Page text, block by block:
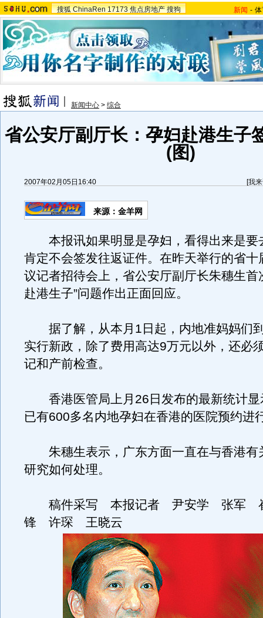
搜狐 ChinaRen 17173 焦点房地产 搜狗 新闻 -
新闻中心 > 综合
省公安厅副厅长：孕妇赴港生子
(图)
2007年02月05日16:40 [我
来源：金羊网
本报讯如果明显是孕妇，看得出来是要
肯定不会签发往返证件。在昨天举行的省十
议记者招待会上，省公安厅副厅长朱穗生首
赴港生子”问题作出正面回应。
据了解，从本月1日起，内地准妈妈们
实行新政，除了费用高达9万元以外，还必
记和产前检查。
香港医管局上月26日发布的最新统计显
已有600多名内地孕妇在香港的医院预约进
朱穗生表示，广东方面一直在与香港有
研究如何处理。
稿件采写 本报记者 尹安学 张军
锋 许琛 王晓云